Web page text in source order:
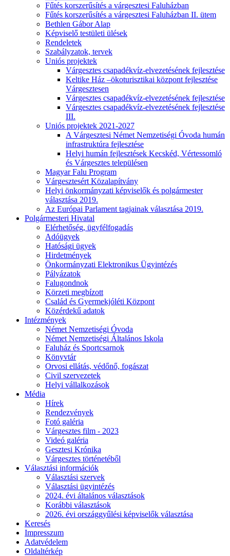
Fűtés korszerűsítés a várgesztesi Faluházban
Fűtés korszerűsítés a várgesztesi Faluházban II. ütem
Bethlen Gábor Alap
Képviselő testületi ülések
Rendeletek
Szabályzatok, tervek
Uniós projektek
Várgesztes csapadékvíz-elvezetésének fejlesztése
Keltike Ház –ökoturisztikai központ fejlesztése
Várgesztesen
Várgesztes csapadékvíz-elvezetésének fejlesztése
Várgesztes csapadékvíz-elvezetésének fejlesztése
III.
Uniós projektek 2021-2027
A Várgesztesi Német Nemzetiségi Óvoda humán
infrastruktúra fejlesztése
Helyi humán fejlesztések Kecskéd, Vértessomló
és Várgesztes településen
Magyar Falu Program
Várgesztesért Közalapítvány
Helyi önkormányzati képviselők és polgármester
választása 2019.
Az Európai Parlament tagjainak választása 2019.
Polgármesteri Hivatal
Elérhetőség, ügyfélfogadás
Adóügyek
Hatósági ügyek
Hirdetmények
Önkormányzati Elektronikus Ügyintézés
Pályázatok
Falugondnok
Körzeti megbízott
Család és Gyermekjóléti Központ
Közérdekű adatok
Intézmények
Német Nemzetiségi Óvoda
Német Nemzetiségi Általános Iskola
Faluház és Sportcsarnok
Könyvtár
Orvosi ellátás, védőnő, fogászat
Civil szervezetek
Helyi vállalkozások
Média
Hírek
Rendezvények
Fotó galéria
Várgesztes film - 2023
Videó galéria
Gesztesi Krónika
Várgesztes történetéből
Választási információk
Választási szervek
Választási ügyintézés
2024. évi általános választások
Korábbi választások
2026. évi országgyűlési képviselők választása
Keresés
Impresszum
Adatvédelem
Oldaltérkép